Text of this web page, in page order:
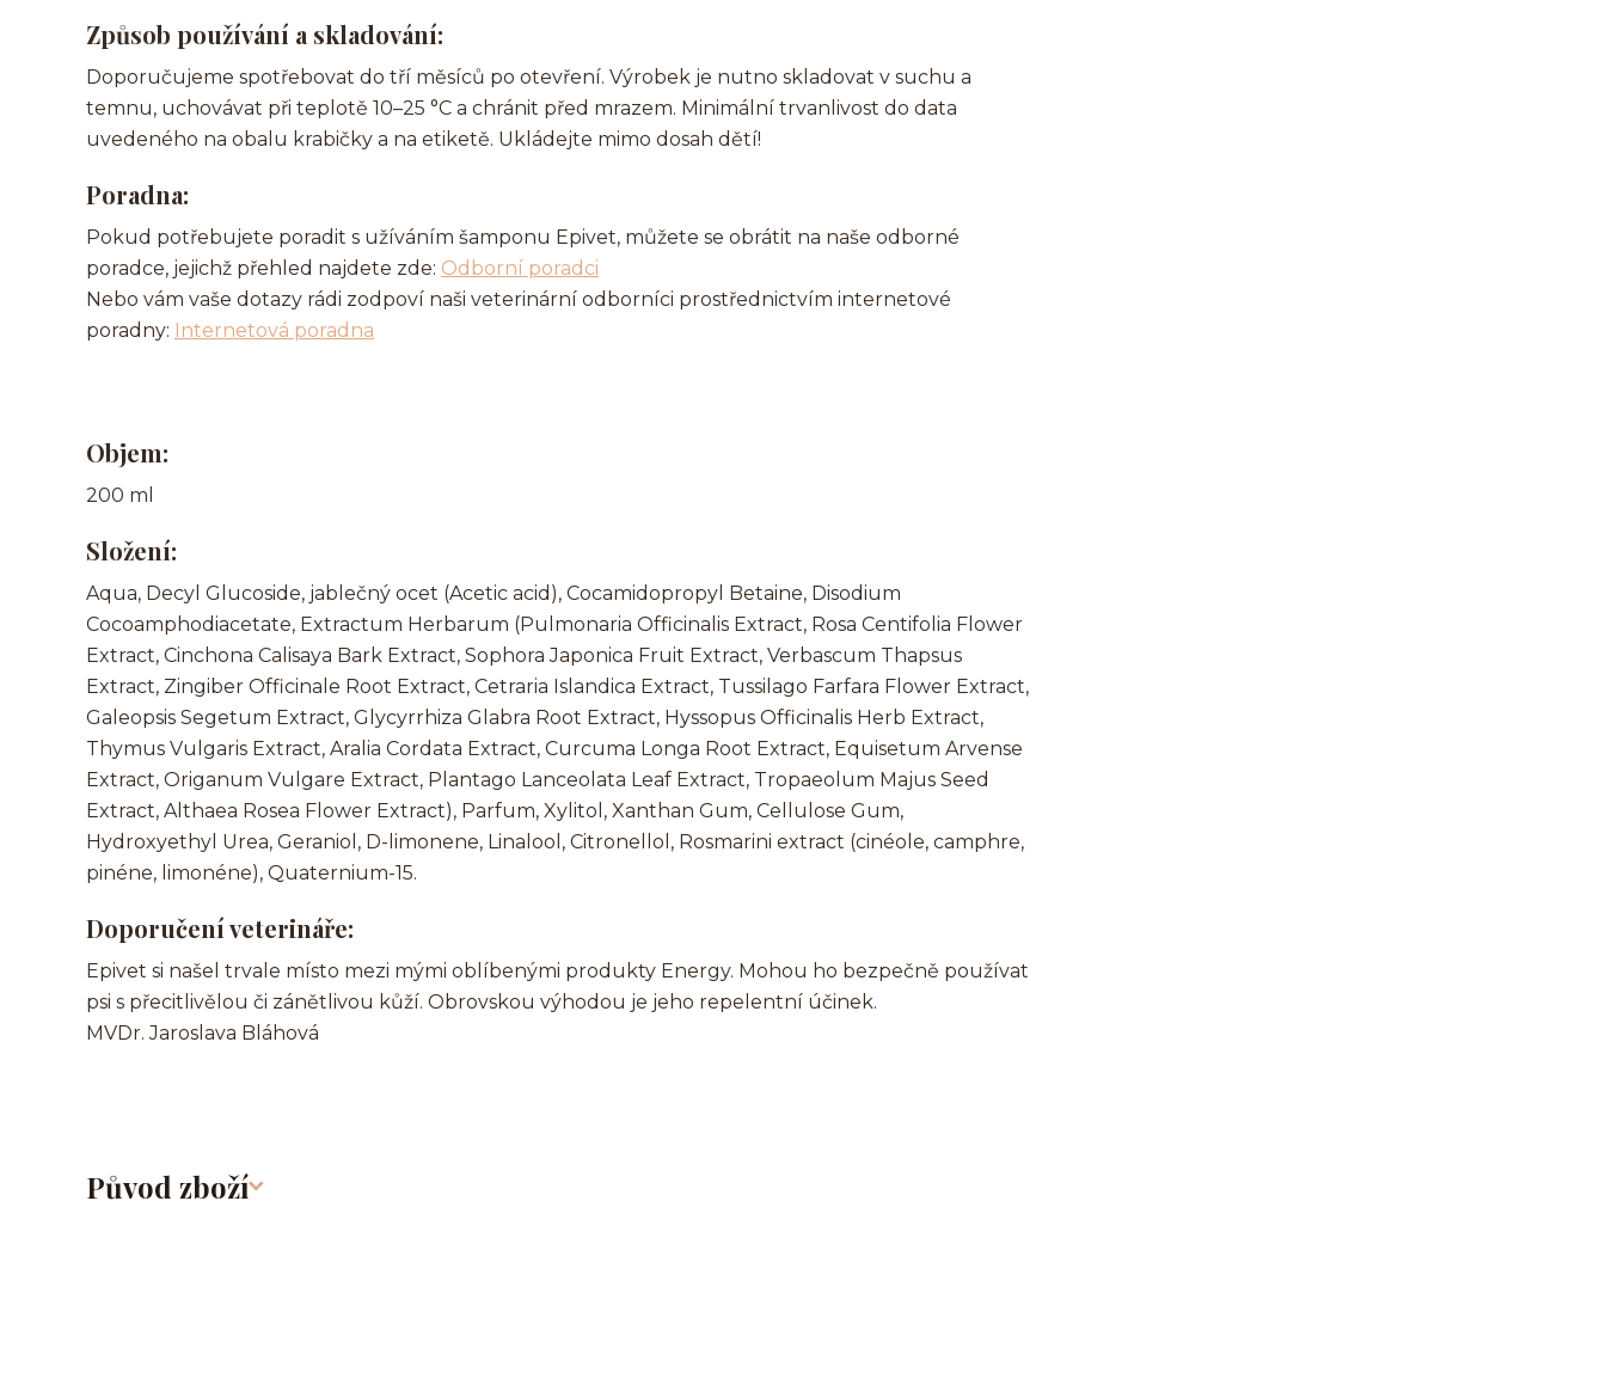
Způsob používání a skladování:
Doporučujeme spotřebovat do tří měsíců po otevření. Výrobek je nutno skladovat v suchu a
temnu, uchovávat při teplotě 10–25 °C a chránit před mrazem. Minimální trvanlivost do data
uvedeného na obalu krabičky a na etiketě. Ukládejte mimo dosah dětí!
Poradna:
Pokud potřebujete poradit s užíváním šamponu Epivet, můžete se obrátit na naše odborné
poradce, jejichž přehled najdete zde: Odborní poradci
Nebo vám vaše dotazy rádi zodpoví naši veterinární odborníci prostřednictvím internetové
poradny: Internetová poradna
Objem:
200 ml
Složení:
Aqua, Decyl Glucoside, jablečný ocet (Acetic acid), Cocamidopropyl Betaine, Disodium
Cocoamphodiacetate, Extractum Herbarum (Pulmonaria Officinalis Extract, Rosa Centifolia Flower
Extract, Cinchona Calisaya Bark Extract, Sophora Japonica Fruit Extract, Verbascum Thapsus
Extract, Zingiber Officinale Root Extract, Cetraria Islandica Extract, Tussilago Farfara Flower Extract,
Galeopsis Segetum Extract, Glycyrrhiza Glabra Root Extract, Hyssopus Officinalis Herb Extract,
Thymus Vulgaris Extract, Aralia Cordata Extract, Curcuma Longa Root Extract, Equisetum Arvense
Extract, Origanum Vulgare Extract, Plantago Lanceolata Leaf Extract, Tropaeolum Majus Seed
Extract, Althaea Rosea Flower Extract), Parfum, Xylitol, Xanthan Gum, Cellulose Gum,
Hydroxyethyl Urea, Geraniol, D-limonene, Linalool, Citronellol, Rosmarini extract (cinéole, camphre,
pinéne, limonéne), Quaternium-15.
Doporučení veterináře:
Epivet si našel trvale místo mezi mými oblíbenými produkty Energy. Mohou ho bezpečně používat
psi s přecitlivělou či zánětlivou kůží. Obrovskou výhodou je jeho repelentní účinek.
MVDr. Jaroslava Bláhová
Původ zboží